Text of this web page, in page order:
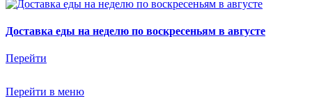
Доставка еды на неделю по воскресеньям в августе
Перейти
Перейти в меню